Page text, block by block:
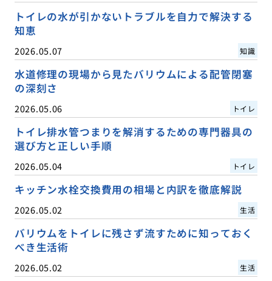
トイレの水が引かないトラブルを自力で解決する
知恵
2026.05.07 知識
水道修理の現場から見たバリウムによる配管閉塞
の深刻さ
2026.05.06 トイレ
トイレ排水管つまりを解消するための専門器具の
選び方と正しい手順
2026.05.04 トイレ
キッチン水栓交換費用の相場と内訳を徹底解説
2026.05.02 生活
バリウムをトイレに残さず流すために知っておく
べき生活術
2026.05.02 生活